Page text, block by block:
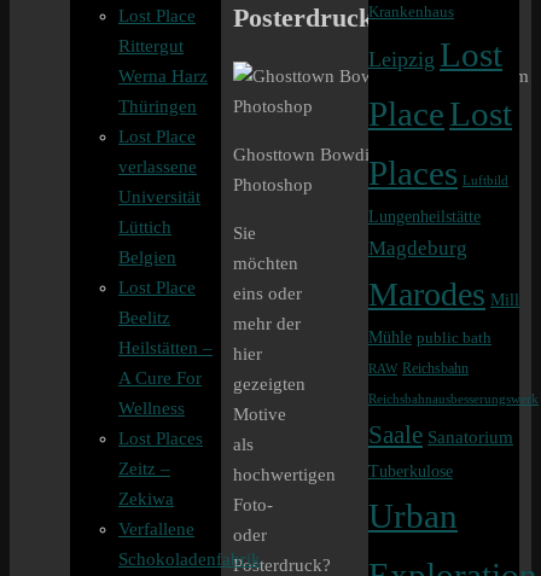
Posterdruck
Ghosttown Bowdie als Fotomotiv im
Photoshop
Sie
möchten
eins oder
mehr der
hier
gezeigten
Motive
als
hochwertigen
Foto-
oder
Posterdruck?
Lost Place
Rittergut
Werna Harz
Thüringen
Lost Place
verlassene
Universität
Lüttich
Belgien
Lost Place
Beelitz
Heilstätten –
A Cure For
Wellness
Lost Places
Zeitz –
Zekiwa
Verfallene
Schokoladenfabrik
Krankenhaus
Leipzig Lost
PlaceLost
Places Luftbild
Lungenheilstätte
Magdeburg
Marodes Mill
Mühle public bath
RAW Reichsbahn
Reichsbahnausbesserungswerk
Saale Sanatorium
Tuberkulose
Urban